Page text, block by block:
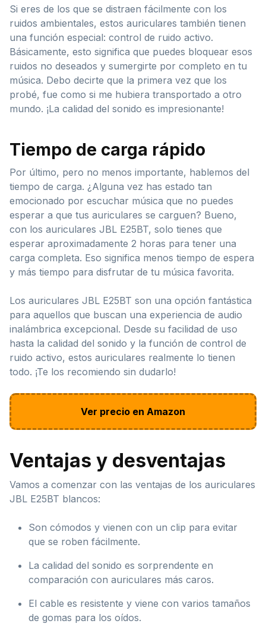
Si eres de los que se distraen fácilmente con los
ruidos ambientales, estos auriculares también tienen
una función especial: control de ruido activo.
Básicamente, esto significa que puedes bloquear esos
ruidos no deseados y sumergirte por completo en tu
música. Debo decirte que la primera vez que los
probé, fue como si me hubiera transportado a otro
mundo. ¡La calidad del sonido es impresionante!
Tiempo de carga rápido
Por último, pero no menos importante, hablemos del
tiempo de carga. ¿Alguna vez has estado tan
emocionado por escuchar música que no puedes
esperar a que tus auriculares se carguen? Bueno,
con los auriculares JBL E25BT, solo tienes que
esperar aproximadamente 2 horas para tener una
carga completa. Eso significa menos tiempo de espera
y más tiempo para disfrutar de tu música favorita.
Los auriculares JBL E25BT son una opción fantástica
para aquellos que buscan una experiencia de audio
inalámbrica excepcional. Desde su facilidad de uso
hasta la calidad del sonido y la función de control de
ruido activo, estos auriculares realmente lo tienen
todo. ¡Te los recomiendo sin dudarlo!
Ver precio en Amazon
Ventajas y desventajas
Vamos a comenzar con las ventajas de los auriculares
JBL E25BT blancos:
Son cómodos y vienen con un clip para evitar
que se roben fácilmente.
La calidad del sonido es sorprendente en
comparación con auriculares más caros.
El cable es resistente y viene con varios tamaños
de gomas para los oídos.